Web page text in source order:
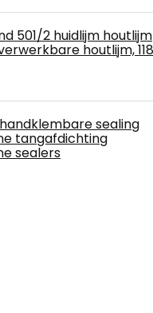
501/2 huidlijm houtlijm
houtlijm, 118
sealing
tangafdichting
sealers